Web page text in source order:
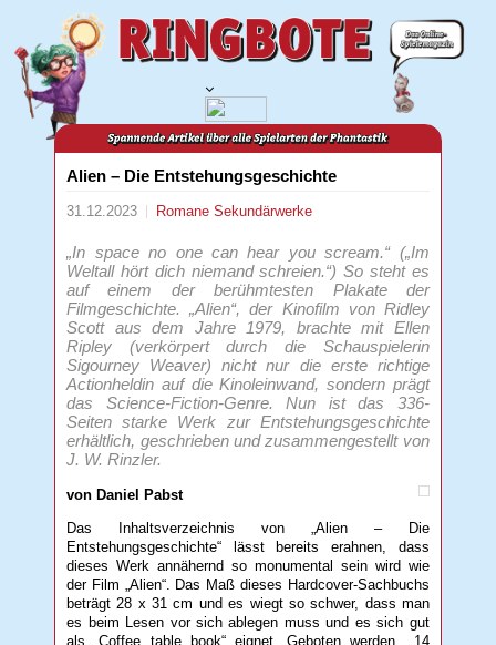
Alien – Die Entstehungsgeschichte
31.12.2023 RomaneSekundärwerke
„In space no one can hear you scream.“ („Im
Weltall hört dich niemand schreien.“) So steht es
auf einem der berühmtesten Plakate der
Filmgeschichte. „Alien“, der Kinofilm von Ridley
Scott aus dem Jahre 1979, brachte mit Ellen
Ripley (verkörpert durch die Schauspielerin
Sigourney Weaver) nicht nur die erste richtige
Actionheldin auf die Kinoleinwand, sondern prägt
das Science-Fiction-Genre. Nun ist das 336-
Seiten starke Werk zur Entstehungsgeschichte
erhältlich, geschrieben und zusammengestellt von
J. W. Rinzler.
von Daniel Pabst
Das Inhaltsverzeichnis von „Alien – Die
Entstehungsgeschichte“ lässt bereits erahnen, dass
dieses Werk annähernd so monumental sein wird wie
der Film „Alien“. Das Maß dieses Hardcover-Sachbuchs
beträgt 28 x 31 cm und es wiegt so schwer, dass man
es beim Lesen vor sich ablegen muss und es sich gut
als „Coffee table book“ eignet. Geboten werden 14